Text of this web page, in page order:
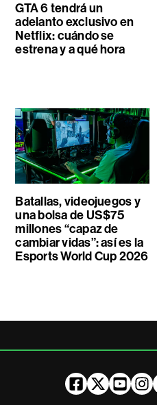
GTA 6 tendrá un
adelanto exclusivo en
Netflix: cuándo se
estrena y a qué hora
Batallas, videojuegos y
una bolsa de US$75
millones “capaz de
cambiar vidas”: así es la
Esports World Cup 2026